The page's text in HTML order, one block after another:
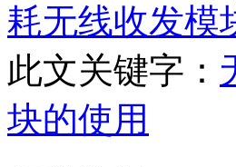
耗无线收发模
此文关键字：
块的使用